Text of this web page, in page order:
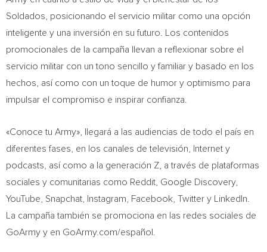
Soldados, posicionando el servicio militar como una opción
inteligente y una inversión en su futuro. Los contenidos
promocionales de la campaña llevan a reflexionar sobre el
servicio militar con un tono sencillo y familiar y basado en los
hechos, así como con un toque de humor y optimismo para
impulsar el compromiso e inspirar confianza.
«Conoce tu Army», llegará a las audiencias de todo el país en
diferentes fases, en los canales de televisión, Internet y
podcasts, así como a la generación Z, a través de plataformas
sociales y comunitarias como Reddit, Google Discovery,
YouTube, Snapchat, Instagram, Facebook, Twitter y LinkedIn.
La campaña también se promociona en las redes sociales de
GoArmy y en GoArmy.com/español.